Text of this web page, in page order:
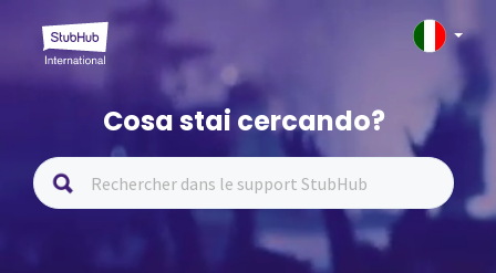
Cosa stai cercando?